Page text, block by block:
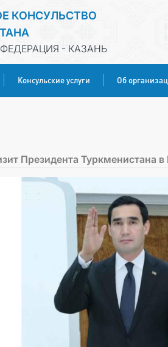
КОНСУЛЬСТВО
- КАЗАНЬ
Консульские услуги Об
Президента Туркменистана в